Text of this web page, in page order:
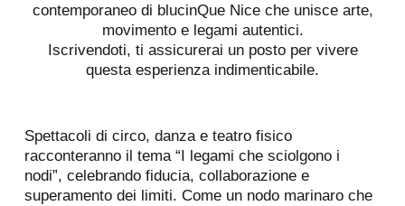
contemporaneo di blucinQue Nice che unisce arte,
movimento e legami autentici.
Iscrivendoti, ti assicurerai un posto per vivere
questa esperienza indimenticabile.
Spettacoli di circo, danza e teatro fisico
racconteranno il tema “I legami che sciolgono i
nodi”, celebrando fiducia, collaborazione e
superamento dei limiti. Come un nodo marinaro che